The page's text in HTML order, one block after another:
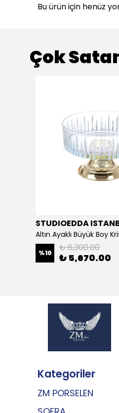
Bu ürün için henüz
Çok
STUDIOEDDA
Altın Ayaklı Büyük Boy
%10 ₺ 6,300.00
₺ 5,670.00
Kategoriler
ZM PORSELEN